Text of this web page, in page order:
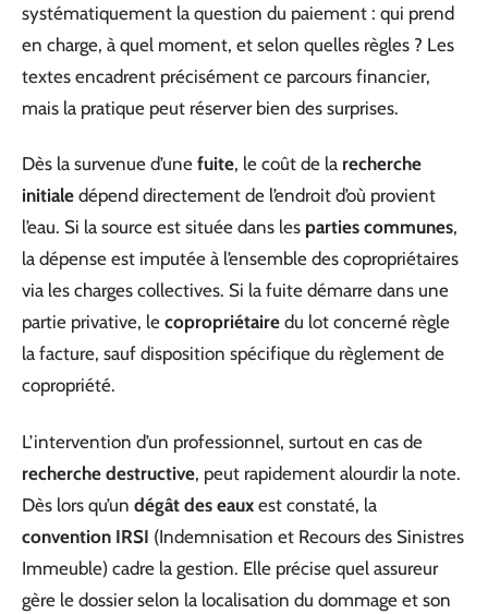
systématiquement la question du paiement : qui prend
en charge, à quel moment, et selon quelles règles ? Les
textes encadrent précisément ce parcours financier,
mais la pratique peut réserver bien des surprises.
Dès la survenue d’une fuite, le coût de la recherche
initiale dépend directement de l’endroit d’où provient
l’eau. Si la source est située dans les parties communes,
la dépense est imputée à l’ensemble des copropriétaires
via les charges collectives. Si la fuite démarre dans une
partie privative, le copropriétaire du lot concerné règle
la facture, sauf disposition spécifique du règlement de
copropriété.
L’intervention d’un professionnel, surtout en cas de
recherche destructive, peut rapidement alourdir la note.
Dès lors qu’un dégât des eaux est constaté, la
convention IRSI (Indemnisation et Recours des Sinistres
Immeuble) cadre la gestion. Elle précise quel assureur
gère le dossier selon la localisation du dommage et son